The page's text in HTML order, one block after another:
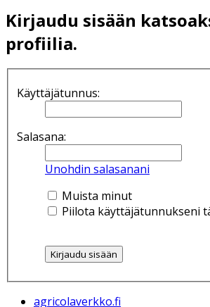
Kirjaudu sisään
profiilia.
Käyttäjätunnus:
Salasana:
Unohdin salasanani
Muista minut
Piilota käyttäjätunnukseni
agricolaverkko.fi